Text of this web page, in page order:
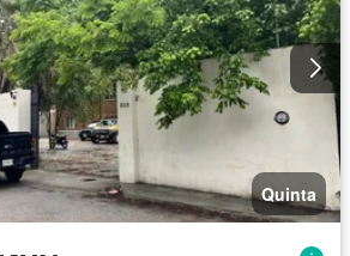
Quinta